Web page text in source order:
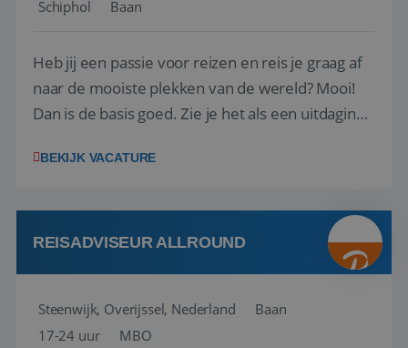
Schiphol Baan
Heb jij een passie voor reizen en reis je graag af
naar de mooiste plekken van de wereld? Mooi!
Dan is de basis goed. Zie je het als een uitdaging
het samenstellen en boeken van de perfecte
deze onderdelen zijn nu samen gevoegd...
BEKIJK VACATURE
REISADVISEUR ALLROUND
Steenwijk, Overijssel, Nederland
Baan
17-24 uur
MBO